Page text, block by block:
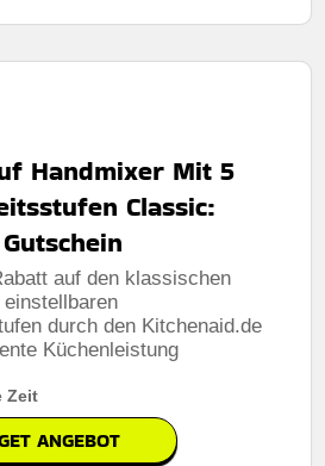
Handmixer Mit 5
Classic:
auf den klassischen
durch den Kitchenaid.de
Küchenleistung
Zeit
ANGEBOT